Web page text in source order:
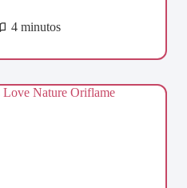
4 minutos